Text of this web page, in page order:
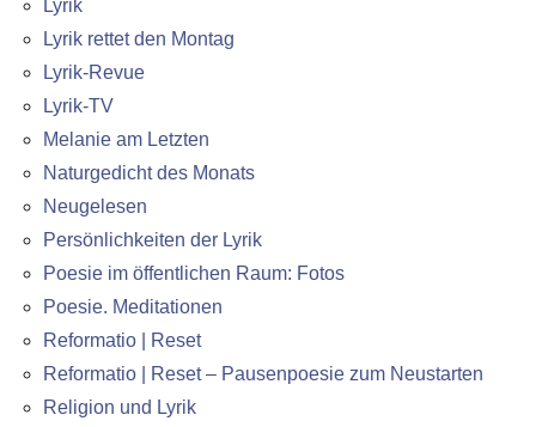
Lyrik
Lyrik rettet den Montag
Lyrik-Revue
Lyrik-TV
Melanie am Letzten
Naturgedicht des Monats
Neugelesen
Persönlichkeiten der Lyrik
Poesie im öffentlichen Raum: Fotos
Poesie. Meditationen
Reformatio | Reset
Reformatio | Reset – Pausenpoesie zum Neustarten
Religion und Lyrik